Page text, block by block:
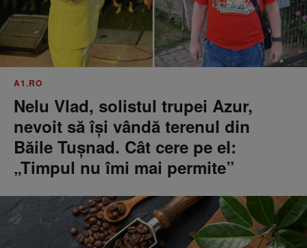
A1.RO
Nelu Vlad, solistul trupei Azur,
nevoit să își vândă terenul din
Băile Tușnad. Cât cere pe el:
„Timpul nu îmi mai permite”